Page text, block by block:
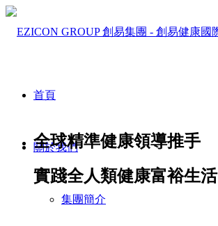
首頁
關於我們
集團簡介
全球精準健康領導推手
實踐全人類健康富裕生活